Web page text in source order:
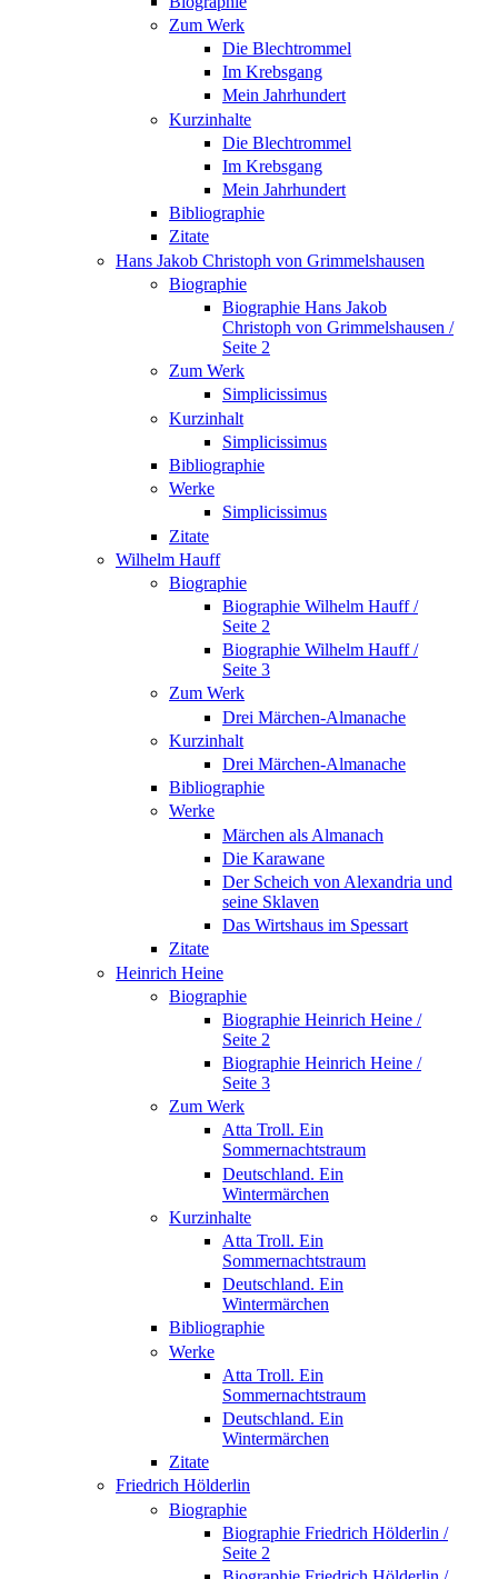
Zum Werk
Die Blechtrommel
Im Krebsgang
Mein Jahrhundert
Kurzinhalte
Die Blechtrommel
Im Krebsgang
Mein Jahrhundert
Bibliographie
Zitate
Hans Jakob Christoph von Grimmelshausen
Biographie
Biographie Hans Jakob
Christoph von Grimmelshausen /
Seite 2
Zum Werk
Simplicissimus
Kurzinhalt
Simplicissimus
Bibliographie
Werke
Simplicissimus
Zitate
Wilhelm Hauff
Biographie
Biographie Wilhelm Hauff /
Seite 2
Biographie Wilhelm Hauff /
Seite 3
Zum Werk
Drei Märchen-Almanache
Kurzinhalt
Drei Märchen-Almanache
Bibliographie
Werke
Märchen als Almanach
Die Karawane
Der Scheich von Alexandria und
seine Sklaven
Das Wirtshaus im Spessart
Zitate
Heinrich Heine
Biographie
Biographie Heinrich Heine /
Seite 2
Biographie Heinrich Heine /
Seite 3
Zum Werk
Atta Troll. Ein
Sommernachtstraum
Deutschland. Ein
Wintermärchen
Kurzinhalte
Atta Troll. Ein
Sommernachtstraum
Deutschland. Ein
Wintermärchen
Bibliographie
Werke
Atta Troll. Ein
Sommernachtstraum
Deutschland. Ein
Wintermärchen
Zitate
Friedrich Hölderlin
Biographie
Biographie Friedrich Hölderlin /
Seite 2